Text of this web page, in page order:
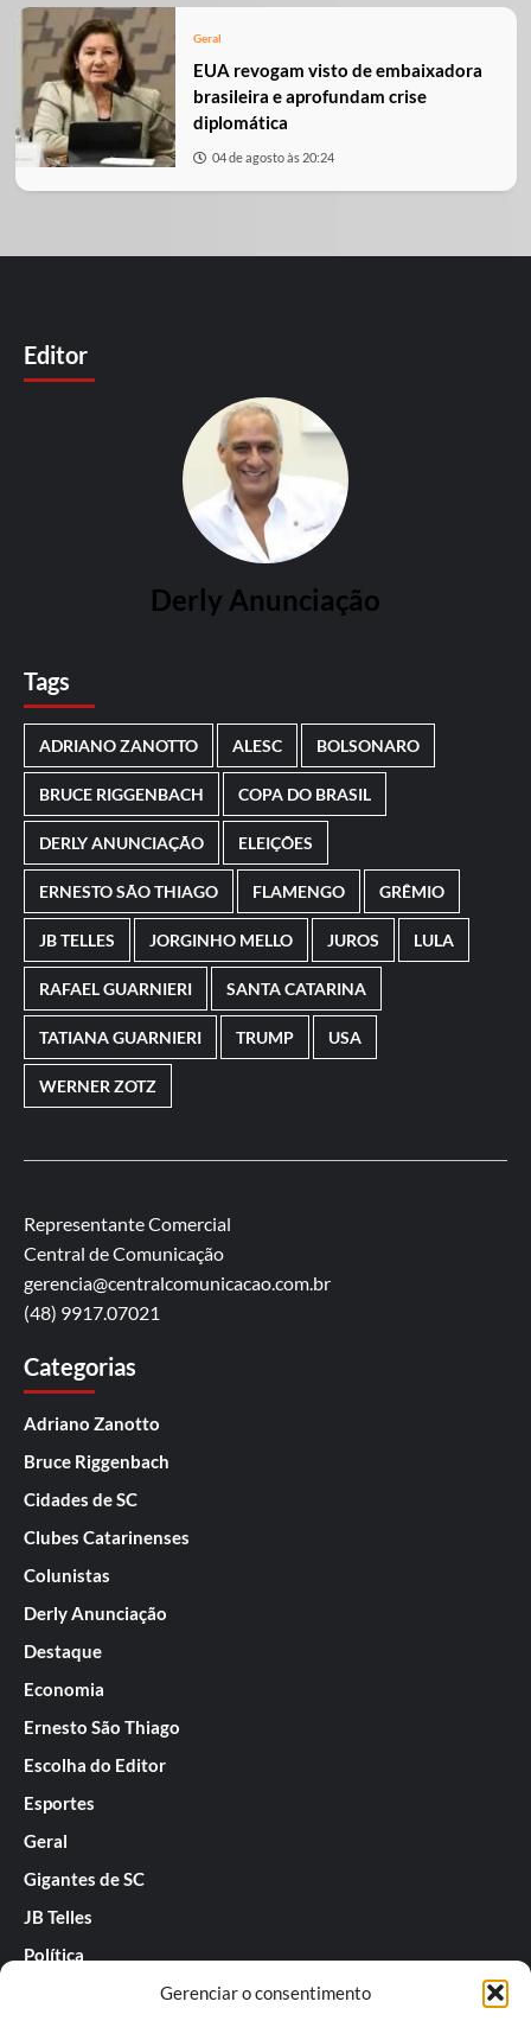
Gerenciar o consentimento
Geral
EUA revogam visto de embaixadora
brasileira e aprofundam crise
diplomática
04 de agosto às 20:24
Editor
Derly Anunciação
Tags
ADRIANO ZANOTTO ALESC BOLSONARO
BRUCE RIGGENBACH COPA DO BRASIL
DERLY ANUNCIAÇÃO ELEIÇÕES
ERNESTO SÃO THIAGO FLAMENGO GRÊMIO
JB TELLES JORGINHO MELLO JUROS LULA
RAFAEL GUARNIERI SANTA CATARINA
TATIANA GUARNIERI TRUMP USA
WERNER ZOTZ
Representante Comercial
Central de Comunicação
gerencia@centralcomunicacao.com.br
(48) 9917.07021
Categorias
Adriano Zanotto
Bruce Riggenbach
Cidades de SC
Clubes Catarinenses
Colunistas
Derly Anunciação
Destaque
Economia
Ernesto São Thiago
Escolha do Editor
Esportes
Geral
Gigantes de SC
JB Telles
Política